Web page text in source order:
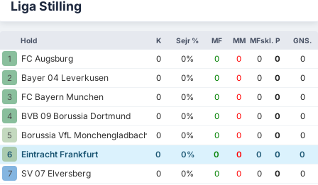
Liga Stilling
Hold K Sejr % MF MM MFskl. P GNS.
1 FC Augsburg 0 0% 0 0 0 0
0
2
Bayer 04 Leverkusen 0 0% 0 0 0 0
0
3
FC Bayern Munchen 0 0% 0 0 0 0
0
4
BVB 09 Borussia Dortmund 0 0% 0 0 0 0
0
5
Borussia VfL Monchengladbach 0 0% 0 0 0 0
0
6
Eintracht Frankfurt 0 0% 0 0 0 0
0
7
SV 07 Elversberg 0 0% 0 0 0 0
0